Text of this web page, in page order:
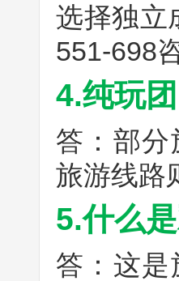
选择独立
551-698
4.纯玩
答：部
旅游线路
5.什么
答：这